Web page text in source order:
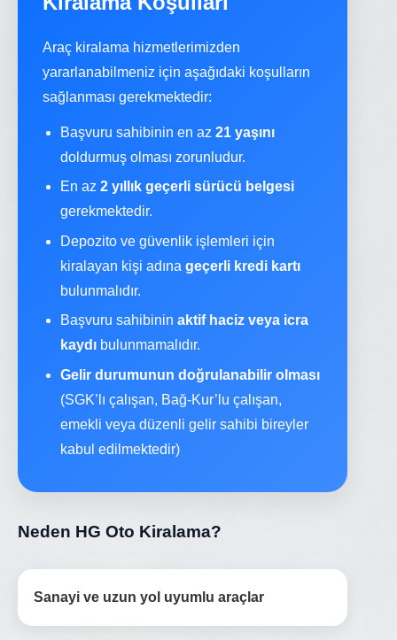
Araç kiralama hizmetlerimizden
yararlanabilmeniz için aşağıdaki koşulların
sağlanması gerekmektedir:
Başvuru sahibinin en az 21 yaşını
doldurmuş olması zorunludur.
En az 2 yıllık geçerli sürücü belgesi
gerekmektedir.
Depozito ve güvenlik işlemleri için
kiralayan kişi adına geçerli kredi kartı
bulunmalıdır.
Başvuru sahibinin aktif haciz veya icra
kaydı bulunmamalıdır.
Gelir durumunun doğrulanabilir olması
(SGK’lı çalışan, Bağ-Kur’lu çalışan,
emekli veya düzenli gelir sahibi bireyler
kabul edilmektedir)
Neden HG Oto Kiralama?
Sanayi ve uzun yol uyumlu araçlar